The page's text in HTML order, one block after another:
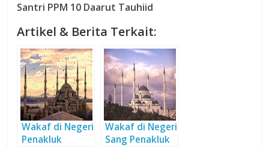
Santri PPM 10 Daarut Tauhiid
Artikel & Berita Terkait:
Wakaf di Negeri
Penakluk
Wakaf di Negeri
Sang Penakluk